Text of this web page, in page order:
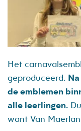
Het
geproduceerd.
de emblemen
alle leerlingen.
want Van